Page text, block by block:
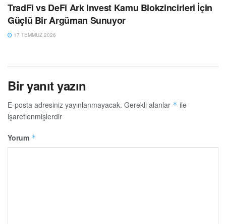
TradFi vs DeFi Ark Invest Kamu Blokzincirleri İçin
Güçlü Bir Argüman Sunuyor
17 TEMMUZ 2026
Bir yanıt yazın
E-posta adresiniz yayınlanmayacak. Gerekli alanlar * ile
işaretlenmişlerdir
Yorum *